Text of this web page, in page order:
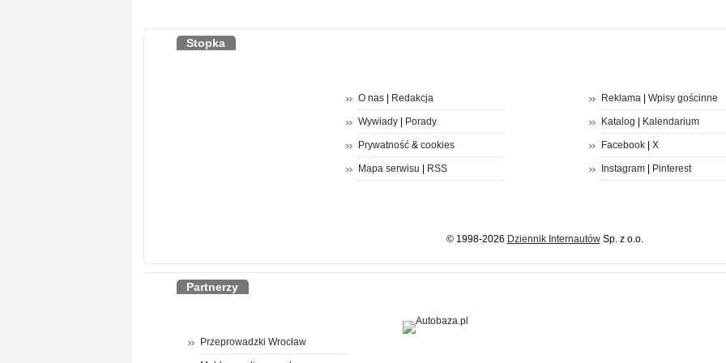
Stopka
O nas| Redakcja
Wywiady| Porady
Prywatność& cookies
Mapa serwisu RSS
Reklama| Wpisy gościnne
Katalog Kalendarium
Facebook| X
Instagram| Pinterest
© 1998-2026 Dziennik InternautówSp. z o.o.
Partnerzy
Przeprowadzki Wrocław